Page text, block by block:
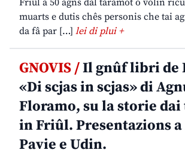
Friûl a 50 agns dal taramot o volìn
muarts e dutis chês personis che tai
da fâ par […] lei di plui +
GNOVIS /Il gnûf libri de
«Di scjas in scjas» di
Floramo, su la storie
in Friûl. Presentazions
Pavie e Udin.